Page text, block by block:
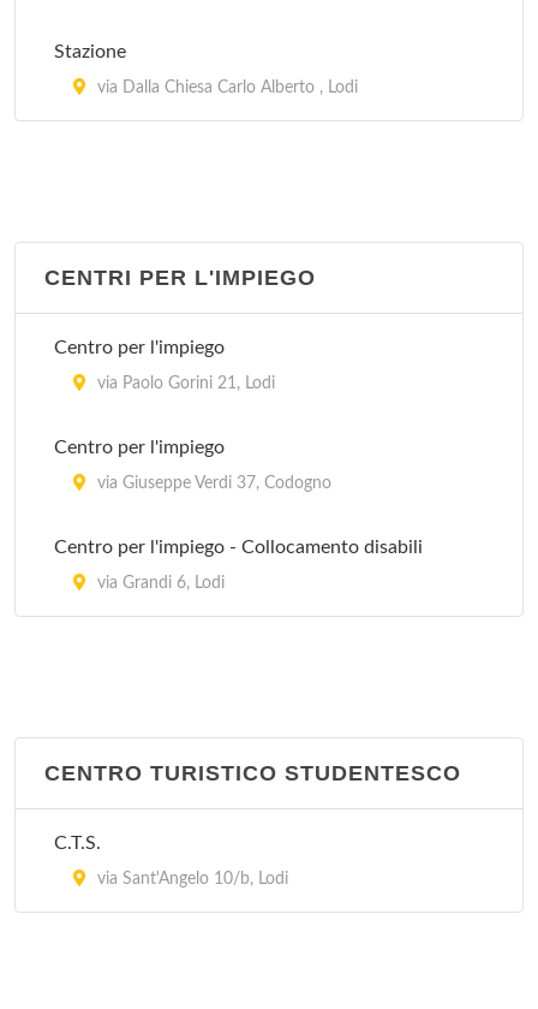
Stazione
via Dalla Chiesa Carlo Alberto , Lodi
CENTRI PER L'IMPIEGO
Centro per l'impiego
via Paolo Gorini 21, Lodi
Centro per l'impiego
via Giuseppe Verdi 37, Codogno
Centro per l'impiego - Collocamento disabili
via Grandi 6, Lodi
CENTRO TURISTICO STUDENTESCO
C.T.S.
via Sant'Angelo 10/b, Lodi